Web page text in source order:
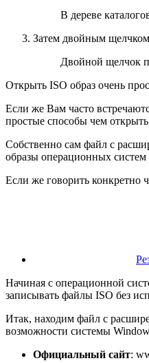
В дереве
Затем двойным
Двойной щелчок
Открыть ISO образ очень
Если же Вам часто
простые способы чем
Собственно сам файл с
образы операционных
Если же говорить конкретно
Начиная с операционной
записывать файлы ISO без
Итак, находим файл с
возможности системы
Официальный сайт: